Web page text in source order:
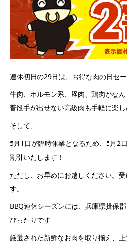
連休初日の29日は、お得な肉の日セー
牛肉、ホルモン系、豚肉、鶏肉がなん
普段手が出せない高級肉も手軽に楽し
そして、
5月1日が臨時休業となるため、5月2
割引いたします！
ただし、お早めにお越しください。
す。
BBQ連休シーズンには、兵庫県揖保
ぴったりです！
厳選された新鮮なお肉を取り揃え、